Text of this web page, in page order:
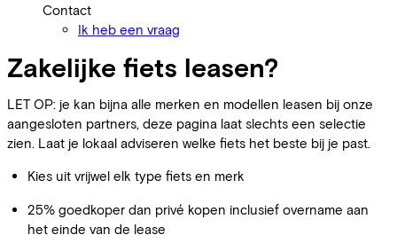
Contact
Ik heb een vraag
Zakelijke fiets leasen?
LET OP: je kan bijna alle merken en modellen leasen bij onze
aangesloten partners, deze pagina laat slechts een selectie
zien. Laat je lokaal adviseren welke fiets het beste bij je past.
Kies uit vrijwel elk type fiets en merk
25% goedkoper dan privé kopen inclusief overname aan
het einde van de lease